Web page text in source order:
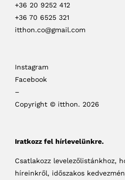
+36 20 9252 412
+36 70 6525 321
itthon.co@gmail.com
Instagram
Facebook
–
Copyright © itthon. 2026
Iratkozz fel hírlevelünkre.
Csatlakozz levelezőlistánkhoz,
híreinkről, időszakos